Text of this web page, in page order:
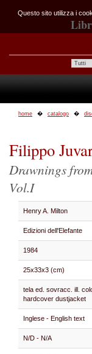
home catalogo
Filippo
Drawnings
Vol.I
Henry A. Milton
Edizioni dell'Elefante
1984
25x33x3 (cm)
tela ed. sovracc. ill.
hardcover dustjacket
Inglese - English text
N/D - N/A
Questo sito utilizza i